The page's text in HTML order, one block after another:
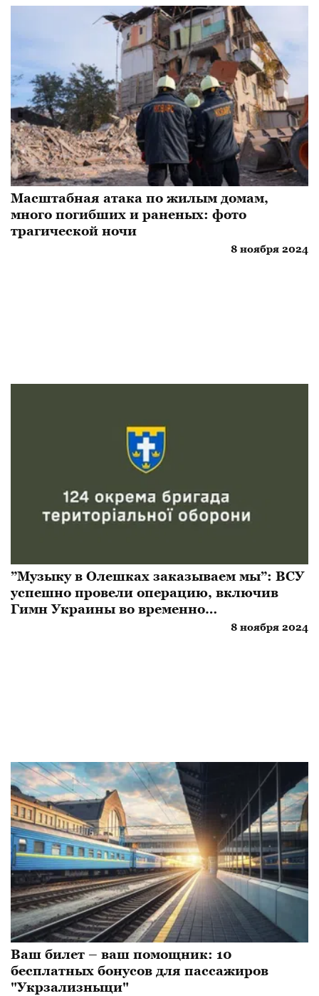
Масштабная атака по жилым домам,
много погибших и раненых: фото
трагической ночи
8 ноября 2024
”Музыку в Олешках заказываем мы”: ВСУ
успешно провели операцию, включив
Гимн Украины во временно
8 ноября 2024
Ваш билет – ваш помощник: 10
бесплатных бонусов для пассажиров
"Укрзализныци"